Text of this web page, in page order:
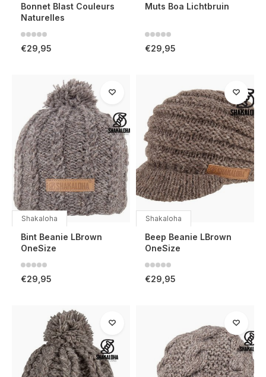
Bonnet Blast Couleurs
Naturelles
€29,95
Muts Boa Lichtbruin
€29,95
Shakaloha
Bint Beanie LBrown
OneSize
€29,95
Shakaloha
Beep Beanie LBrown
OneSize
€29,95